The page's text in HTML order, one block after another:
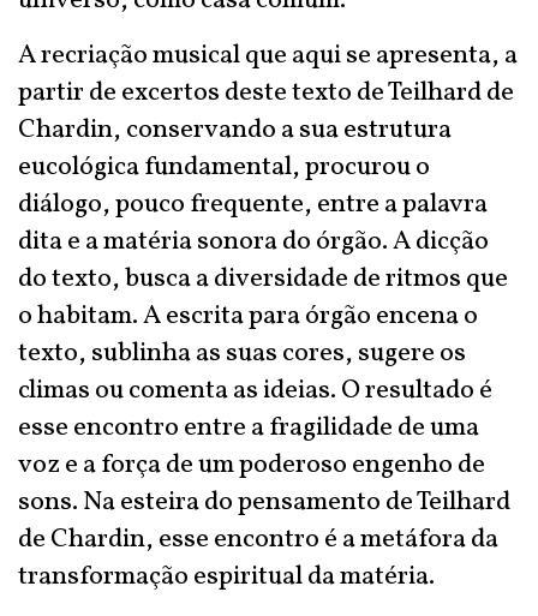
A recriação musical que aqui se apresenta, a
partir de excertos deste texto de Teilhard de
Chardin, conservando a sua estrutura
eucológica fundamental, procurou o
diálogo, pouco frequente, entre a palavra
dita e a matéria sonora do órgão. A dicção
do texto, busca a diversidade de ritmos que
o habitam. A escrita para órgão encena o
texto, sublinha as suas cores, sugere os
climas ou comenta as ideias. O resultado é
esse encontro entre a fragilidade de uma
voz e a força de um poderoso engenho de
sons. Na esteira do pensamento de Teilhard
de Chardin, esse encontro é a metáfora da
transformação espiritual da matéria.